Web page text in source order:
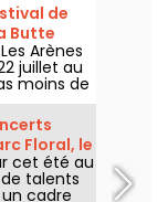
de
Butte
Arènes
juillet au
moins de
de
écouter
Floral, le
cet été au
talents
cadre